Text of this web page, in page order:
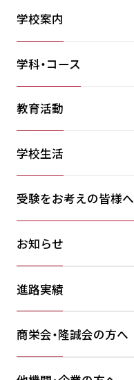
学校案内
学科・コース
教育活動
学校生活
受験をお考えの皆様へ
お知らせ
進路実績
商栄会・隆誠会の方へ